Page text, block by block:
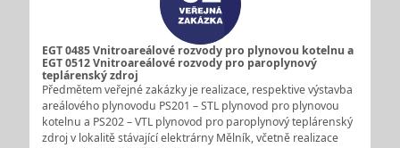
EGT 0485 Vnitroareálové rozvody pro plynovou kotelnu a
EGT 0512 Vnitroareálové rozvody pro paroplynový
teplárenský zdroj
Předmětem veřejné zakázky je realizace, respektive výstavba
areálového plynovodu PS201 – STL plynovod pro plynovou
kotelnu a PS202 – VTL plynovod pro paroplynový teplárenský
zdroj v lokalitě stávající elektrárny Mělník, včetně realizace